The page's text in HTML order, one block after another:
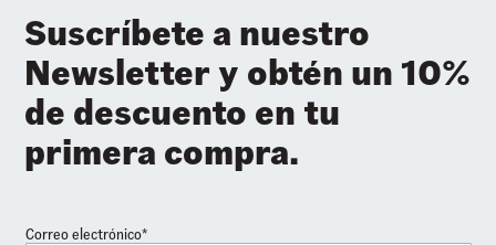
Suscríbete a nuestro
Newsletter y obtén un 10%
de descuento en tu
primera compra.
Correo electrónico*